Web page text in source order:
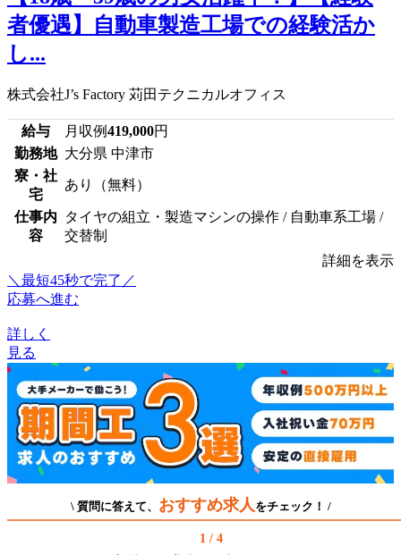
者優遇】自動車製造工場での経験活か
し...
株式会社J’s Factory 苅田テクニカルオフィス
給与 月収例419,000円
勤務地 大分県 中津市
寮・社
宅
あり（無料）
仕事内
容
タイヤの組立・製造マシンの操作 / 自動車系工場 /
交替制
詳細を表示
＼最短45秒で完了／
応募へ進む
詳しく
見る
\ 質問に答えて、 おすすめ求人 をチェック！ /
1 / 4